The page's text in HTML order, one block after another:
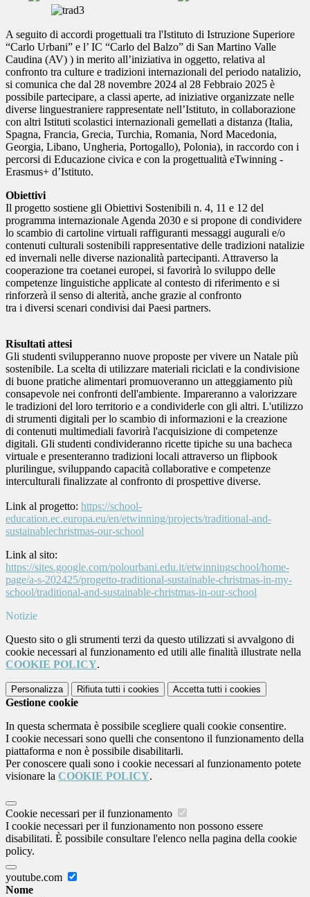
A seguito di accordi progettuali tra l'Istituto di Istruzione Superiore
“Carlo Urbani” e l’ IC “Carlo del Balzo” di San Martino Valle
Caudina (AV) ) in merito all’iniziativa in oggetto, relativa al
confronto tra culture e tradizioni internazionali del periodo natalizio,
si comunica che dal 28 novembre 2024 al 28 Febbraio 2025 è
possibile partecipare, a classi aperte, ad iniziative organizzate nelle
diverse linguestraniere rappresentate nell’Istituto, in collaborazione
con altri Istituti scolastici internazionali gemellati a distanza (Italia,
Spagna, Francia, Grecia, Turchia, Romania, Nord Macedonia,
Georgia, Libano, Ungheria, Portogallo), Polonia), in raccordo con i
percorsi di Educazione civica e con la progettualità eTwinning -
Erasmus+ d’Istituto.
Obiettivi
Il progetto sostiene gli Obiettivi Sostenibili n. 4, 11 e 12 del
programma internazionale Agenda 2030 e si propone di condividere
lo scambio di cartoline virtuali raffiguranti messaggi augurali e/o
contenuti culturali sostenibili rappresentative delle tradizioni natalizie
ed invernali nelle diverse nazionalità partecipanti. Attraverso la
cooperazione tra coetanei europei, si favorirà lo sviluppo delle
competenze linguistiche applicate al contesto di riferimento e si
rinforzerà il senso di alterità, anche grazie al confronto
tra i diversi scenari condivisi dai Paesi partners.
Risultati attesi
Gli studenti svilupperanno nuove proposte per vivere un Natale più
sostenibile. La scelta di utilizzare materiali riciclati e la condivisione
di buone pratiche alimentari promuoveranno un atteggiamento più
consapevole nei confronti dell'ambiente. Impareranno a valorizzare
le tradizioni del loro territorio e a condividerle con gli altri. L'utilizzo
di strumenti digitali per lo scambio di informazioni e la creazione
di contenuti multimediali favorirà l'acquisizione di competenze
digitali. Gli studenti condivideranno ricette tipiche su una bacheca
virtuale e presenteranno tradizioni locali attraverso un flipbook
plurilingue, sviluppando capacità collaborative e competenze
interculturali finalizzate al confronto di prospettive diverse.
Link al progetto: https://school-
education.ec.europa.eu/en/etwinning/projects/traditional-and-
sustainablechristmas-our-school
Link al sito:
https://sites.google.com/polourbani.edu.it/etwinningschool/home-
page/a-s-202425/progetto-traditional-sustainable-christmas-in-my-
school/traditional-and-sustainable-christmas-in-our-school
Notizie
Questo sito o gli strumenti terzi da questo utilizzati si avvalgono di
cookie necessari al funzionamento ed utili alle finalità illustrate nella
COOKIE POLICY.
Personalizza Rifiuta tutti i cookies Accetta tutti i cookies
Gestione cookie
In questa schermata è possibile scegliere quali cookie consentire.
I cookie necessari sono quelli che consentono il funzionamento della
piattaforma e non è possibile disabilitarli.
Per conoscere quali sono i cookie necessari al funzionamento potete
visionare la COOKIE POLICY.
Cookie necessari per il funzionamento
I cookie necessari per il funzionamento non possono essere
disabilitati. È possibile consultare l'elenco nella pagina della cookie
policy.
youtube.com
Nome